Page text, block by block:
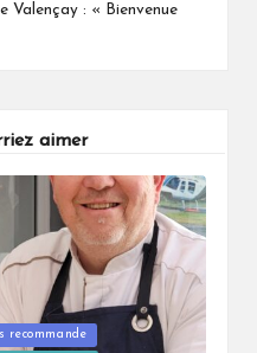
Valençay : « Bienvenue
aimer
recommande